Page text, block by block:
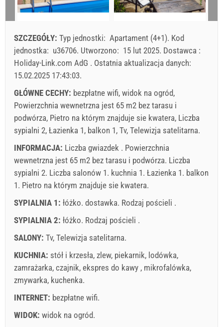
Oferty:
Holiday-Link płaci: 2 paź 2025 - 31 gru 2026 / - 10 %
Obowiązkowe:Rejestracja gościa (01.07. - 31.08): 10 EUR
(once - według _person), Rejestracja gościa (01.01 - 30.06.
/ 01.09. - 31.12.): 5 EUR (once - według _person)
17
18 19 20 21 22
23
31
Zarezerwuj i czekaj na potwierdzenie
If you don"t want to book now, instead you have more
questions, please fill them bellow and click on "Send
Inquiry".
SZCZEGÓŁY: Typ jednostki: Apartament (4+1). Kod
jednostka: u36706. Utworzono: 15 lut 2025. Dostawca :
Holiday-Link.com AdG . Ostatnia aktualizacja danych:
15.02.2025 17:43:03.
GŁÓWNE CECHY: bezpłatne wifi, widok na ogród,
Powierzchnia wewnetrzna jest 65 m2 bez tarasu i
podwórza, Pietro na którym znajduje sie kwatera, Liczba
sypialni 2, Łazienka 1, balkon 1, Tv, Telewizja satelitarna.
INFORMACJA: Liczba gwiazdek . Powierzchnia
wewnetrzna jest 65 m2 bez tarasu i podwórza. Liczba
sypialni 2. Liczba salonów 1. kuchnia 1. Łazienka 1. balkon
1. Pietro na którym znajduje sie kwatera.
SYPIALNIA 1: łóżko. dostawka. Rodzaj pościeli .
SYPIALNIA 2: łóżko. Rodzaj pościeli .
SALONY: Tv, Telewizja satelitarna.
KUCHNIA: stół i krzesła, zlew, piekarnik, lodówka,
zamrażarka, czajnik, ekspres do kawy , mikrofalówka,
zmywarka, kuchenka.
INTERNET: bezpłatne wifi.
WIDOK: widok na ogród.